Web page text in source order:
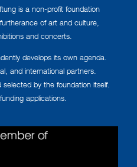
is a non-profit foundation
of art and culture,
and concerts.
develops its own agenda.
and international partners.
by the foundation itself.
applications.